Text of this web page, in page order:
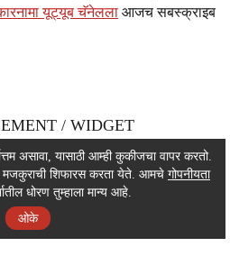
यूट्यूब चॅनेलला आजच सबस्क्राइब
/ WIDGET
/ WIDGET
/ WIDGET
असावा, यासाठी आम्ही कुकीजचा वापर करतो.
मजकुराची शिफारस करता येते. आमचे गोपनीयता
धोरण तुम्हाला मान्य आहे.
ओके